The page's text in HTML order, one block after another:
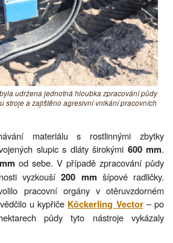
udržena jednotná hloubka zpracování půdy
stroje a zajištěno agresivní vnikání pracovních
materiálu s rostlinnými zbytky
slupic s dláty širokými 600 mm.
od sebe. V případě zpracování půdy
vyzkouší200 mm šípové radličky.
pracovní orgány v otěruvzdorném
u kypřiče Köckerling Vector– po
půdy tyto nástroje vykázaly